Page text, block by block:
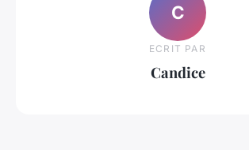
C
ECRIT PAR
Candice